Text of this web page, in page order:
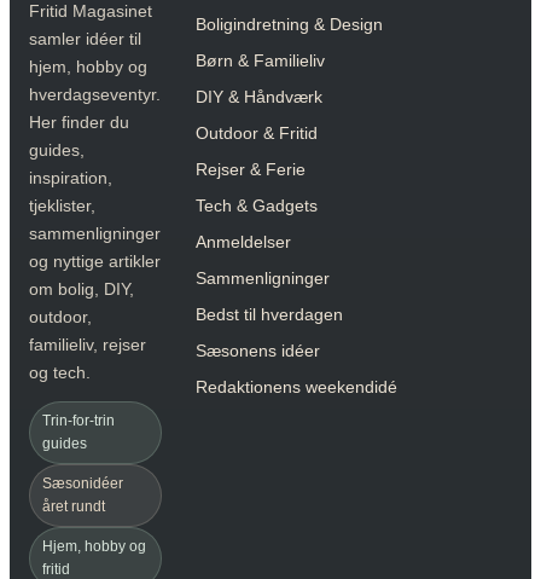
Fritid Magasinet
samler idéer til
hjem, hobby og
hverdagseventyr.
Her finder du
guides,
inspiration,
tjeklister,
sammenligninger
og nyttige artikler
om bolig, DIY,
outdoor,
familieliv, rejser
og tech.
Trin-for-trin
guides
Sæsonidéer
året rundt
Hjem, hobby og
fritid
Boligindretning & Design
Børn & Familieliv
DIY & Håndværk
Outdoor & Fritid
Rejser & Ferie
Tech & Gadgets
Anmeldelser
Sammenligninger
Bedst til hverdagen
Sæsonens idéer
Redaktionens weekendidé